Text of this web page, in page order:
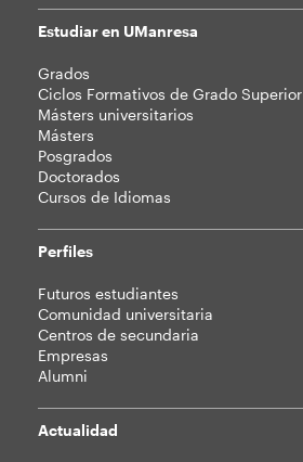
Mapa
web
Estudiar en UManresa
Grados
Ciclos Formativos de Grado Superior
Másters universitarios
Másters
Posgrados
Doctorados
Cursos de Idiomas
Perfiles
Futuros estudiantes
Comunidad universitaria
Centros de secundaria
Empresas
Alumni
Actualidad